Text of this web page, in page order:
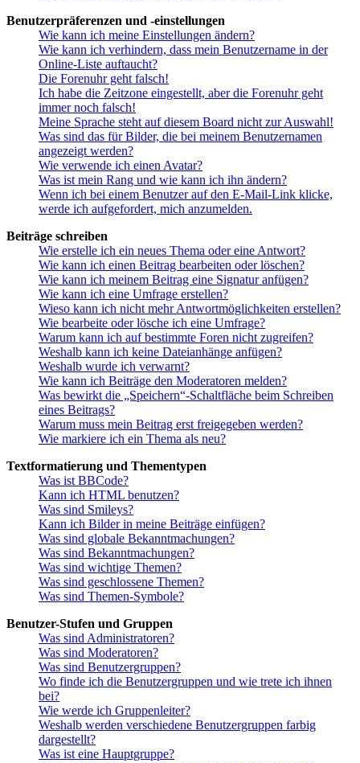
Benutzerpräferenzen und -einstellungen
Wie kann ich meine Einstellungen ändern?
Wie kann ich verhindern, dass mein Benutzername in der
Online-Liste auftaucht?
Die Forenuhr geht falsch!
Ich habe die Zeitzone eingestellt, aber die Forenuhr geht
immer noch falsch!
Meine Sprache steht auf diesem Board nicht zur Auswahl!
Was sind das für Bilder, die bei meinem Benutzernamen
angezeigt werden?
Wie verwende ich einen Avatar?
Was ist mein Rang und wie kann ich ihn ändern?
Wenn ich bei einem Benutzer auf den E-Mail-Link klicke,
werde ich aufgefordert, mich anzumelden.
Beiträge schreiben
Wie erstelle ich ein neues Thema oder eine Antwort?
Wie kann ich einen Beitrag bearbeiten oder löschen?
Wie kann ich meinem Beitrag eine Signatur anfügen?
Wie kann ich eine Umfrage erstellen?
Wieso kann ich nicht mehr Antwortmöglichkeiten erstellen?
Wie bearbeite oder lösche ich eine Umfrage?
Warum kann ich auf bestimmte Foren nicht zugreifen?
Weshalb kann ich keine Dateianhänge anfügen?
Weshalb wurde ich verwarnt?
Wie kann ich Beiträge den Moderatoren melden?
Was bewirkt die „Speichern“-Schaltfläche beim Schreiben
eines Beitrags?
Warum muss mein Beitrag erst freigegeben werden?
Wie markiere ich ein Thema als neu?
Textformatierung und Thementypen
Was ist BBCode?
Kann ich HTML benutzen?
Was sind Smileys?
Kann ich Bilder in meine Beiträge einfügen?
Was sind globale Bekanntmachungen?
Was sind Bekanntmachungen?
Was sind wichtige Themen?
Was sind geschlossene Themen?
Was sind Themen-Symbole?
Benutzer-Stufen und Gruppen
Was sind Administratoren?
Was sind Moderatoren?
Was sind Benutzergruppen?
Wo finde ich die Benutzergruppen und wie trete ich ihnen
bei?
Wie werde ich Gruppenleiter?
Weshalb werden verschiedene Benutzergruppen farbig
dargestellt?
Was ist eine Hauptgruppe?